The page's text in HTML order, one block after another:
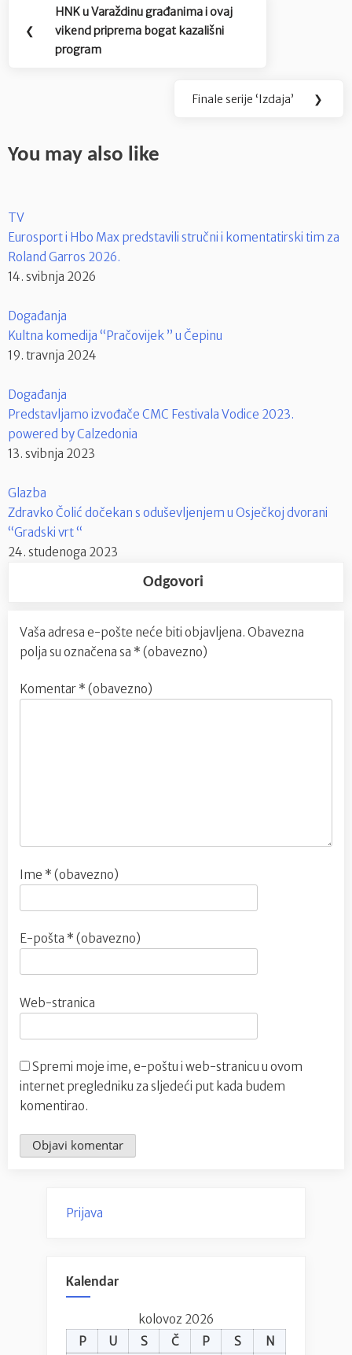
objava
❮
Previous
Post:
HNK u Varaždinu građanima i ovaj
vikend priprema bogat kazališni
program
Next
Finale serije ‘Izdaja’ ❯
You may also like
TV
Eurosport i Hbo Max predstavili stručni i komentatirski tim za
Roland Garros 2026.
14. svibnja 2026
Događanja
Kultna komedija “Pračovijek ” u Čepinu
19. travnja 2024
Događanja
Predstavljamo izvođače CMC Festivala Vodice 2023.
powered by Calzedonia
13. svibnja 2023
Glazba
Zdravko Čolić dočekan s oduševljenjem u Osječkoj dvorani
“Gradski vrt “
24. studenoga 2023
Odgovori
Vaša adresa e-pošte neće biti objavljena. Obavezna
polja su označena sa * (obavezno)
Komentar * (obavezno)
Ime * (obavezno)
E-pošta * (obavezno)
Web-stranica
Spremi moje ime, e-poštu i web-stranicu u ovom
internet pregledniku za sljedeći put kada budem
komentirao.
Prijava
Kalendar
kolovoz 2026
P
U S Č P S
N